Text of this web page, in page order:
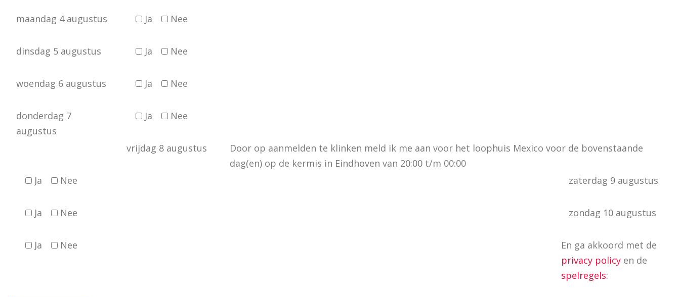
maandag 4 augustus Ja Nee
dinsdag 5 augustus Ja Nee
woendag 6 augustus Ja Nee
donderdag 7
augustus
Ja Nee
vrijdag 8 augustus
Ja Nee zaterdag 9 augustus
Ja Nee zondag 10 augustus
Ja Nee
Door op aanmelden te klinken meld ik me aan voor het loophuis Mexico voor de bovenstaande
dag(en) op de kermis in Eindhoven van 20:00 t/m 00:00
En ga akkoord met de
privacy policyen de
spelregels: